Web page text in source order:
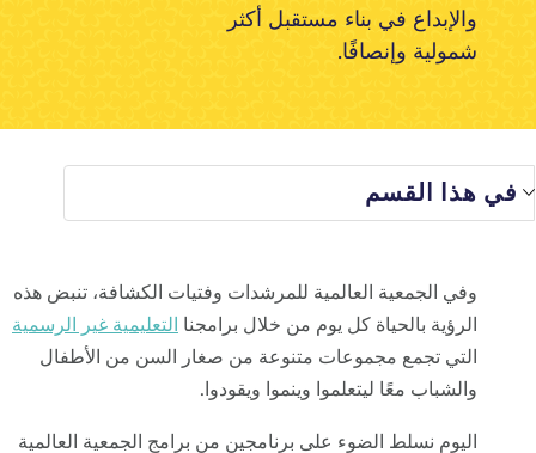
والإبداع في بناء مستقبل أكثر
شمولية وإنصافًا.
هذا القسم
وفي الجمعية العالمية للمرشدات وفتيات الكشافة، تنبض هذه
الرؤية بالحياة كل يوم من خلال برامجناالتعليمية غير الرسمية
التي تجمع مجموعات متنوعة من صغار السن من الأطفال
والشباب معًا ليتعلموا وينموا ويقودوا.
اليوم نسلط الضوء على برنامجين من برامج الجمعية العالمية